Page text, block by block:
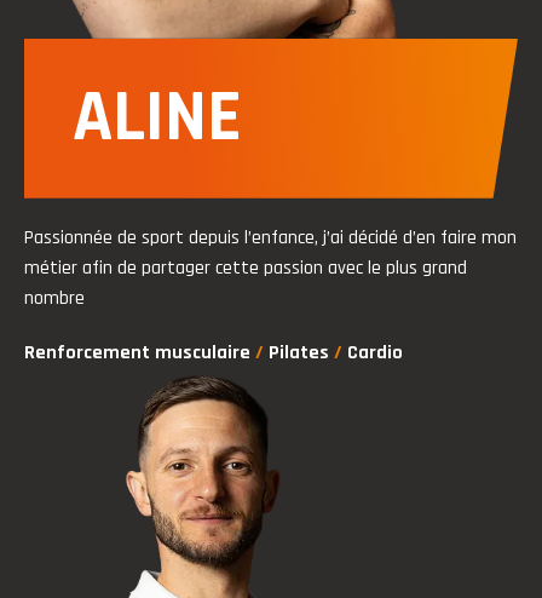
ALINE
Passionnée de sport depuis l’enfance, j’ai décidé d’en faire mon
métier afin de partager cette passion avec le plus grand
nombre
Renforcement musculaire / Pilates / Cardio